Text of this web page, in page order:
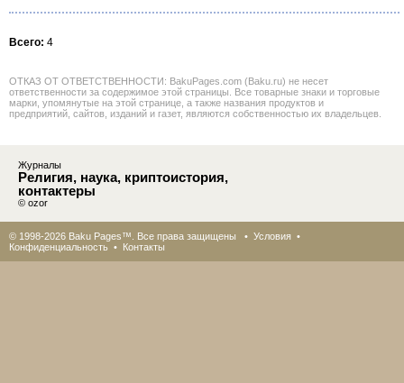
Всего: 4
ОТКАЗ ОТ ОТВЕТСТВЕННОСТИ: BakuPages.com (Baku.ru) не несет
ответственности за содержимое этой страницы. Все товарные знаки и торговые
марки, упомянутые на этой странице, а также названия продуктов и
предприятий, сайтов, изданий и газет, являются собственностью их владельцев.
Журналы
Религия, наука, криптоистория,
контактеры
© ozor
© 1998-2026 Baku Pages™. Все права защищены • Условия •
Конфиденциальность • Контакты